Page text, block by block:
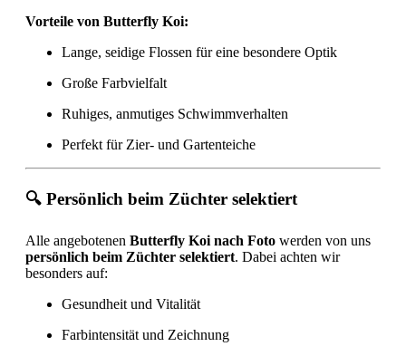
Vorteile von Butterfly Koi:
Lange, seidige Flossen für eine besondere Optik
Große Farbvielfalt
Ruhiges, anmutiges Schwimmverhalten
Perfekt für Zier- und Gartenteiche
🔍 Persönlich beim Züchter selektiert
Alle angebotenen Butterfly Koi nach Foto werden von uns
persönlich beim Züchter selektiert. Dabei achten wir
besonders auf:
Gesundheit und Vitalität
Farbintensität und Zeichnung